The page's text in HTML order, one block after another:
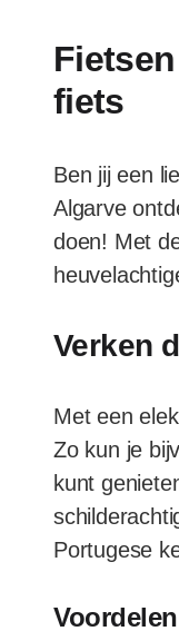
fiets
Ben jij een
Algarve
doen! Met
Verken
Met een
Zo kun je
kunt
Portugese